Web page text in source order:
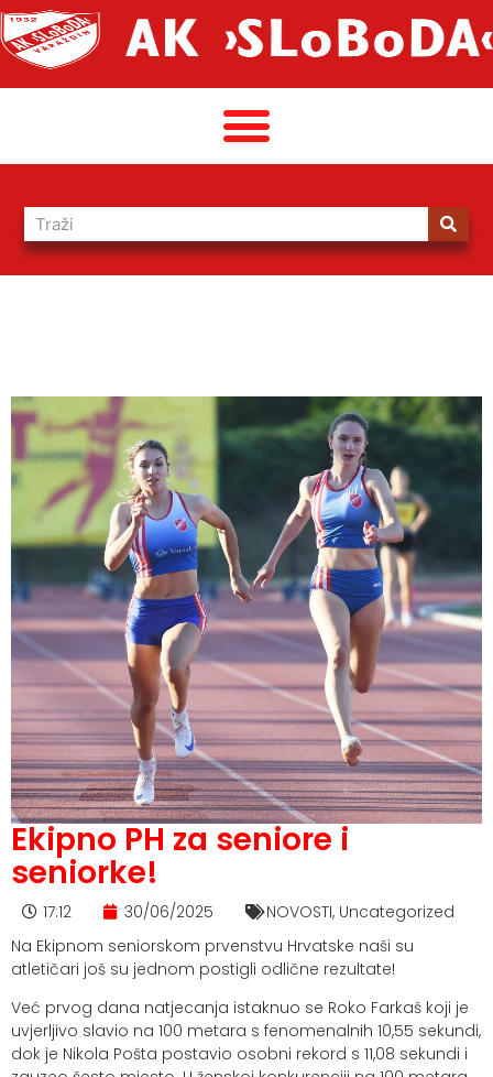
Ekipno PH za seniore i
seniorke!
17:12 30/06/2025 NOVOSTI, Uncategorized
Na Ekipnom seniorskom prvenstvu Hrvatske naši su
atletičari još su jednom postigli odlične rezultate!
Već prvog dana natjecanja istaknuo se Roko Farkaš koji je
uvjerljivo slavio na 100 metara s fenomenalnih 10,55 sekundi,
dok je Nikola Pošta postavio osobni rekord s 11,08 sekundi i